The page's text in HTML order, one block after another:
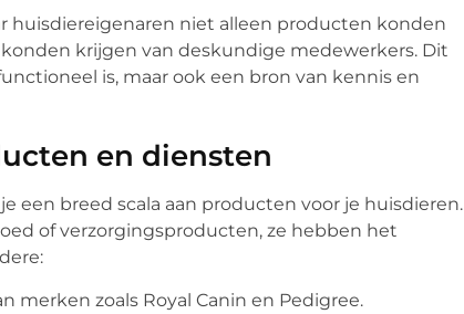
huisdiereigenaren niet alleen producten konden
krijgen van deskundige medewerkers. Dit
is, maar ook een bron van kennis en
en diensten
een breed scala aan producten voor je huisdieren.
of verzorgingsproducten, ze hebben het
merken zoals Royal Canin en Pedigree.